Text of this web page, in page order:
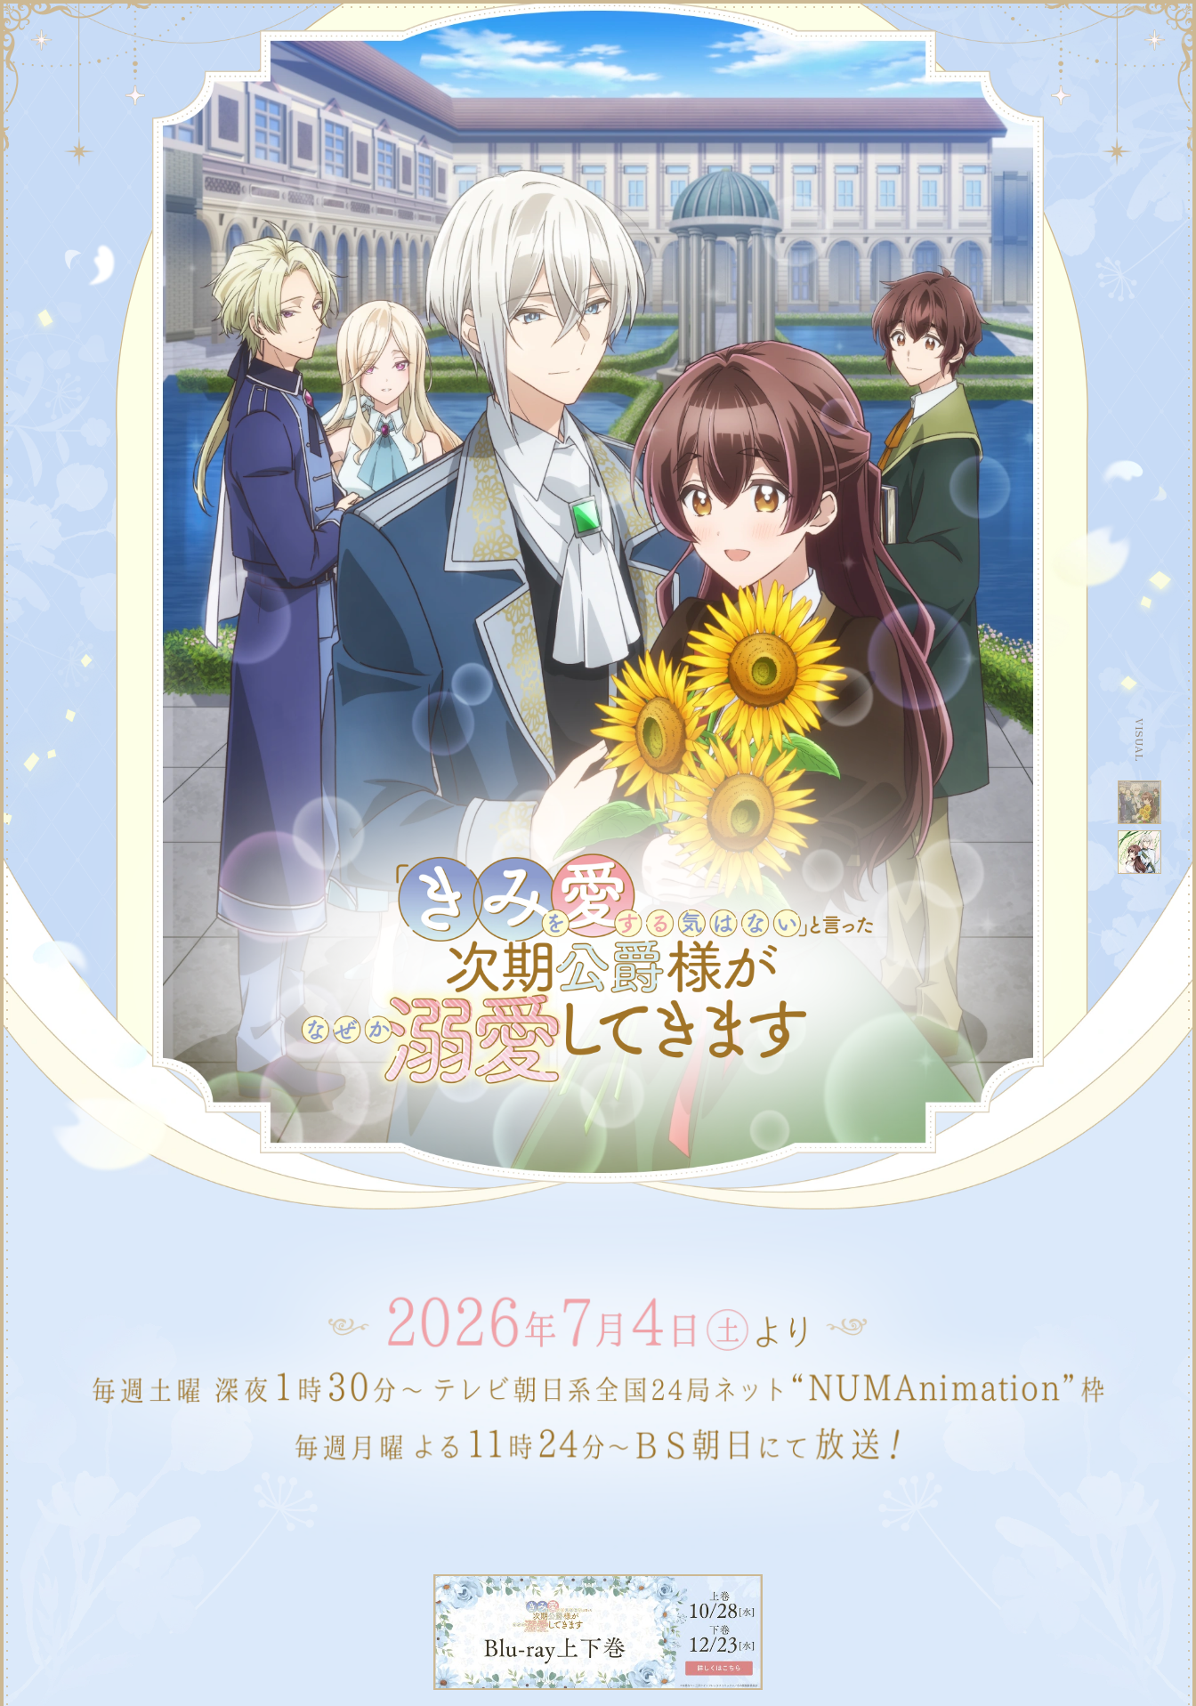
MENU
HOME
NEWS
ON AIR
INTRODUCTION
CHARACTER
STAFF&CAST
STORY
MUSIC&Blu-ray
GOODS
MOVIE
OFFICIAL
VISUAL